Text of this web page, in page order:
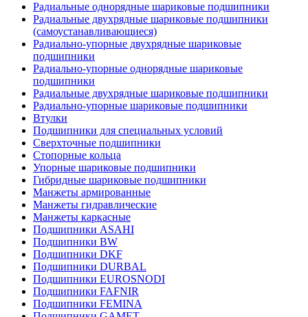
Радиальные однорядные шариковые подшипники
Радиальные двухрядные шариковые подшипники
(самоустанавливающиеся)
Радиально-упорные двухрядные шариковые
подшипники
Радиально-упорные однорядные шариковые
подшипники
Радиальные двухрядные шариковые подшипники
Радиально-упорные шариковые подшипники
Втулки
Подшипники для специальных условий
Сверхточные подшипники
Стопорные кольца
Упорные шариковые подшипники
Гибридные шариковые подшипники
Манжеты армированные
Манжеты гидравлические
Манжеты каркасные
Подшипники ASAHI
Подшипники BW
Подшипники DKF
Подшипники DURBAL
Подшипники EUROSNODI
Подшипники FAFNIR
Подшипники FEMINA